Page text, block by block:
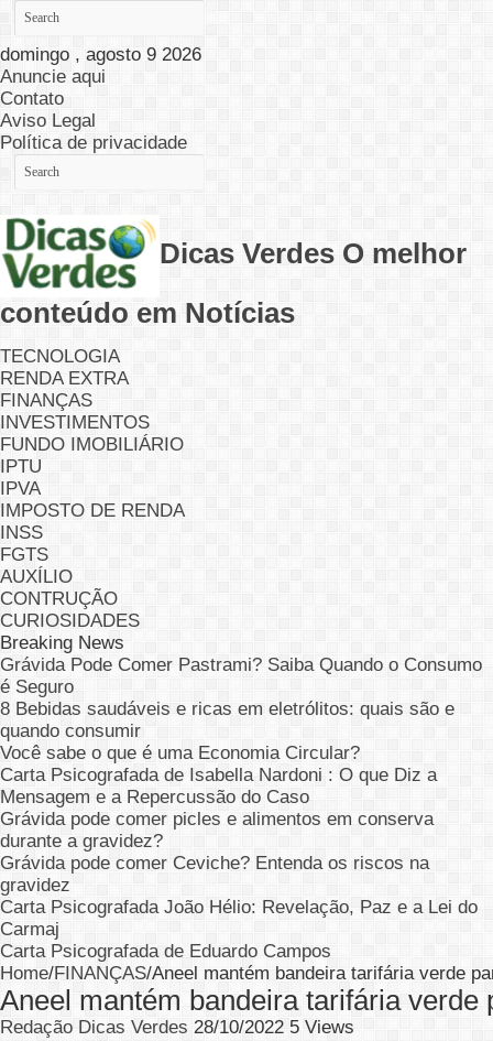
domingo , agosto 9 2026
Anuncie aqui
Contato
Aviso Legal
Política de privacidade
Dicas Verdes O melhor
conteúdo em Notícias
TECNOLOGIA
RENDA EXTRA
FINANÇAS
INVESTIMENTOS
FUNDO IMOBILIÁRIO
IPTU
IPVA
IMPOSTO DE RENDA
INSS
FGTS
AUXÍLIO
CONTRUÇÃO
CURIOSIDADES
Breaking News
Grávida Pode Comer Pastrami? Saiba Quando o Consumo
é Seguro
8 Bebidas saudáveis e ricas em eletrólitos: quais são e
quando consumir
Você sabe o que é uma Economia Circular?
Carta Psicografada de Isabella Nardoni : O que Diz a
Mensagem e a Repercussão do Caso
Grávida pode comer picles e alimentos em conserva
durante a gravidez?
Grávida pode comer Ceviche? Entenda os riscos na
gravidez
Carta Psicografada João Hélio: Revelação, Paz e a Lei do
Carmaj
Carta Psicografada de Eduardo Campos
Home/FINANÇAS/Aneel mantém bandeira tarifária verde
Aneel mantém bandeira tarifária verde
Redação Dicas Verdes 28/10/2022 5 Views